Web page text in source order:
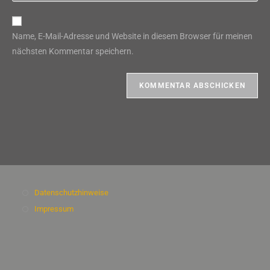
Kommentieren
ein
zum
Kommentieren
ein
Website-
Name, E-Mail-Adresse und Website in diesem Browser für meinen
nächsten Kommentar speichern.
Datenschutzhinweise
Impressum